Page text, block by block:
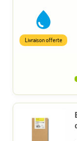
Livraison offerte